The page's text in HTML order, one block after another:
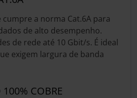
cumpre a norma Cat.6A para
de alto desempenho.
de rede até 10 Gbit/s. É ideal
exigem largura de banda
COBRE